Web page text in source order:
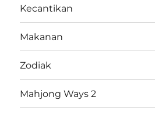
Kecantikan
Makanan
Zodiak
Mahjong Ways 2